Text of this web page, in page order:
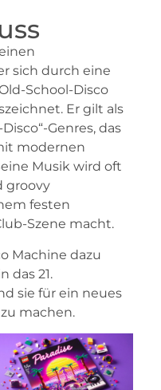
sich durch eine
School-Disco
Er gilt als
Genres, das
modernen
Musik wird oft
groovy
festen
Szene macht.
Machine dazu
das 21.
sie für ein neues
machen.